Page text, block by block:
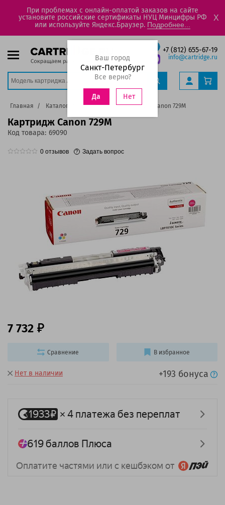
При проблемах с онлайн-оплатой заказов на сайте
установите российские сертификаты НУЦ Минцифры РФ
или используйте Яндекс.Браузер. Подробнее...
X
+7 (812) 655-67-19
info@cartridge.ru
Ваш город
Санкт-Петербург
Все верно?
Да Нет
Главная Каталог Картриджи Картридж Canon 729M
Картридж Canon 729M
Код товара: 69090
0 отзывов Задать вопрос
Нет в наличии +193 бонуса
7 732
Сравнение В избранное